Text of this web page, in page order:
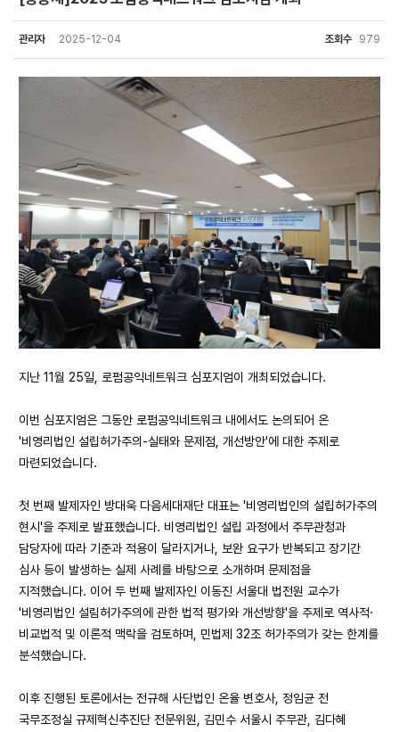
관리자 2025-12-04 조회수 979
지난 11월 25일, 로펌공익네트워크 심포지엄이 개최되었습니다.
이번 심포지엄은 그동안 로펌공익네트워크 내에서도 논의되어 온
'비영리법인 설립허가주의-실태와 문제점, 개선방안'에 대한 주제로
마련되었습니다.
첫 번째 발제자인 방대욱 다음세대재단 대표는 '비영리법인의 설립허가주의
현시'을 주제로 발표했습니다. 비영리법인 설립 과정에서 주무관청과
담당자에 따라 기준과 적용이 달라지거나, 보완 요구가 반복되고 장기간
심사 등이 발생하는 실제 사례를 바탕으로 소개하며 문제점을
지적했습니다. 이어 두 번째 발제자인 이동진 서울대 법전원 교수가
'비영리법인 설림허가주의에 관한 법적 평가와 개선방향'을 주제로 역사적·
비교법적 및 이론적 맥락을 검토하며, 민법제 32조 허가주의가 갖는 한계를
분석했습니다.
이후 진행된 토론에서는 전규해 사단법인 온율 변호사, 정임균 전
국무조정실 규제혁신추진단 전문위원, 김민수 서울시 주무관, 김다혜